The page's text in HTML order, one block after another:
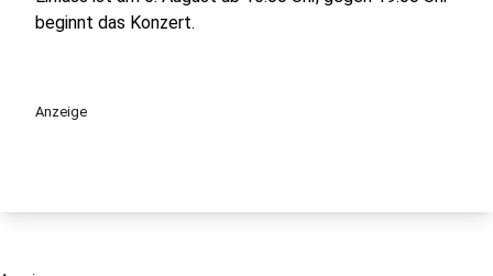
beginnt das Konzert.
Anzeige